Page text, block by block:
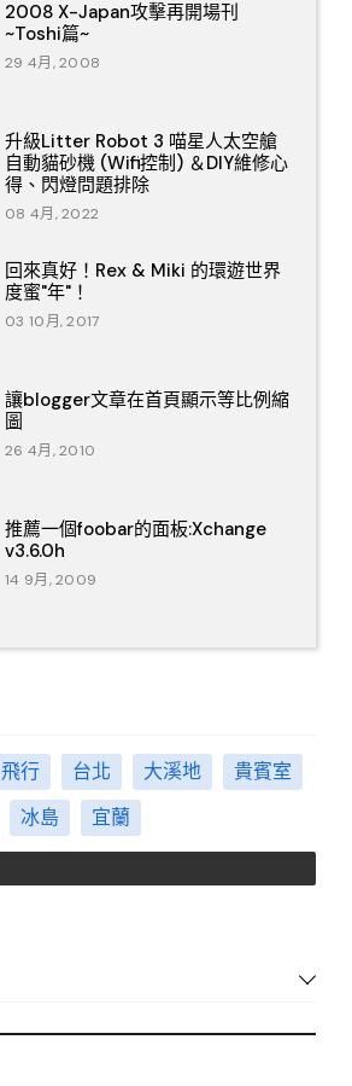
2008 X-Japan攻擊再開場刊
~Toshi篇~
29 4月, 2008
升級Litter Robot 3 喵星人太空艙
自動貓砂機 (Wifi控制) ＆DIY維修心
得、閃燈問題排除
08 4月, 2022
回來真好！Rex & Miki 的環遊世界
度蜜"年"！
03 10月, 2017
讓blogger文章在首頁顯示等比例縮
圖
26 4月, 2010
推薦一個foobar的面板:Xchange
v3.6.0h
14 9月, 2009
飛行 台北 大溪地
貴賓室
冰島 宜蘭